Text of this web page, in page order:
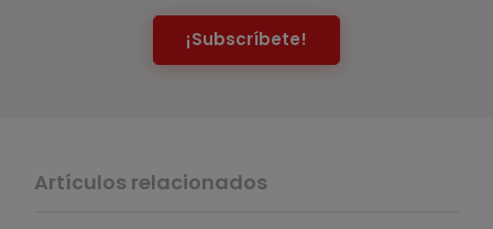
¡Subscríbete!
Artículos relacionados